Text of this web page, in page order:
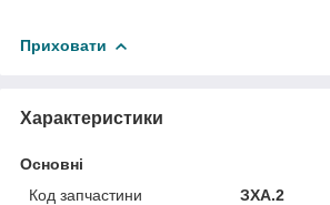
Приховати
Характеристики
Основні
Код запчастини
ЗХА.2